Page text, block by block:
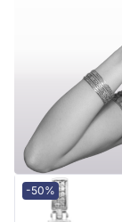
-50%